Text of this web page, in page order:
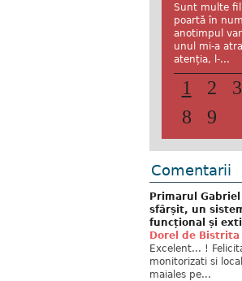
Sunt multe
poartă în
anotimpul
unul mi-a
atenția, l-...
1 2 3
8
9
Comentarii
Primarul
sfârșit, un
funcțional și
Dorel de Bistrita
Excelent... !
monitorizati si
maiales pe...